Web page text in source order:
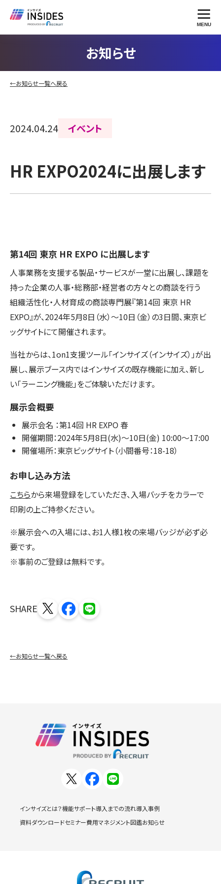
MENU
お知らせ
←お知らせ一覧へ戻る
2024.04.24 イベント
HR EXPO2024に出展します
第14回 東京 HR EXPO に出展します
人事業務を支援する製品・サービスが一堂に出展し、課題を
持った企業の人事・総務部・経営者の方々との商談を行う
組織活性化・人材育成の商談専門展『第14回 東京 HR
EXPO』が、2024年5月8日（水）～10日（金）の3日間、東京ビ
ッグサイトにて開催されます。
当社からは、1on1支援ツール「インサイズ（インサイズ）」が出
展し、展示ブース内ではインサイズの既存機能に加え、新し
い「ラーニング機能」をご体験いただけます。
展示会概要
展示会名 ：第14回 HR EXPO 春
開催期間：2024年5月8日(水)～10日(金) 10:00～17:00
開催場所：東京ビッグサイト（小間番号：18-18）
お申し込み方法
こちらから来場登録をしていただき、入場バッチをカラーで
印刷の上ご持参ください。
※展示会への入場には、お1人様1枚の来場バッジが必ず必
要です。
※事前のご登録は無料です。
SHARE
←お知らせ一覧へ戻る
インサイズとは？機能サポート導入までの流れ導入事例
資料ダウンロードセミナー費用マネジメント図鑑お知らせ